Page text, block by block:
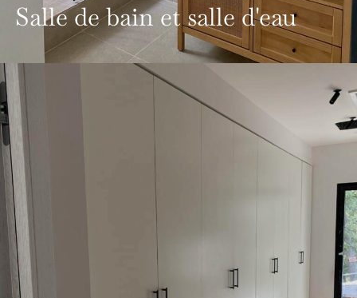
Salle de bain et salle d'eau